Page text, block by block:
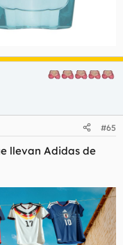
#65
llevan Adidas de